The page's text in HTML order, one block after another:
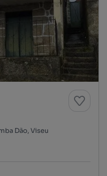
Dão, Viseu